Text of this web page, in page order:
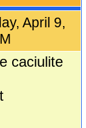
April 9,
caciulite